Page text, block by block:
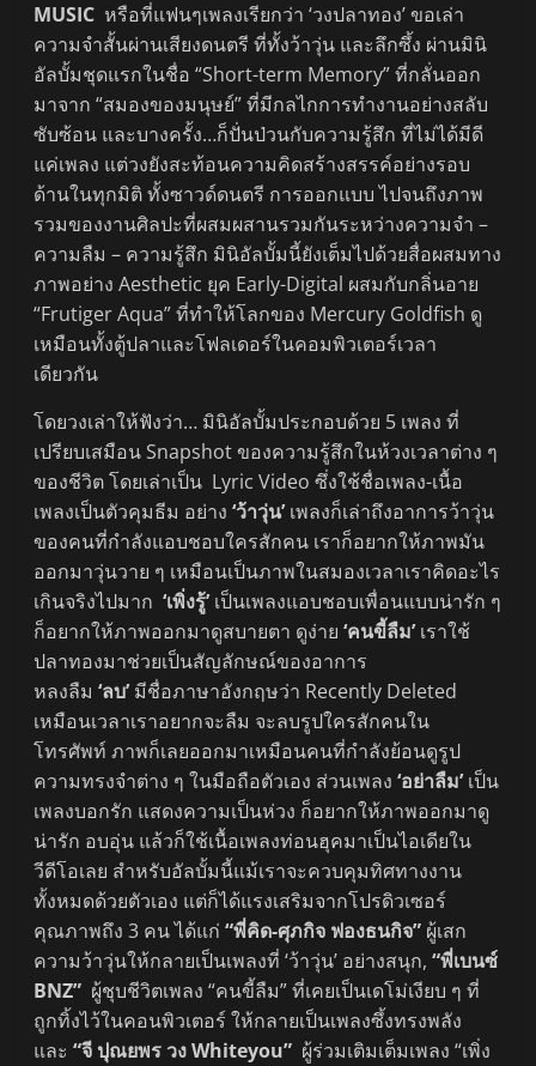
MUSIC หรือที่แฟนๆเพลงเรียกว่า ‘วงปลาทอง’ ขอเล่า
ความจำสั้นผ่านเสียงดนตรี ที่ทั้งว้าวุ่น และลึกซึ้ง ผ่านมินิ
อัลบั้มชุดแรกในชื่อ “Short-term Memory” ที่กลั่นออก
มาจาก “สมองของมนุษย์” ที่มีกลไกการทำงานอย่างสลับ
ซับซ้อน และบางครั้ง…ก็ปั่นป่วนกับความรู้สึก ที่ไม่ได้มีดี
แค่เพลง แต่วงยังสะท้อนความคิดสร้างสรรค์อย่างรอบ
ด้านในทุกมิติ ทั้งซาวด์ดนตรี การออกแบบ ไปจนถึงภาพ
รวมของงานศิลปะที่ผสมผสานรวมกันระหว่างความจำ –
ความลืม – ความรู้สึก มินิอัลบั้มนี้ยังเต็มไปด้วยสื่อผสมทาง
ภาพอย่าง Aesthetic ยุค Early-Digital ผสมกับกลิ่นอาย
“Frutiger Aqua” ที่ทำให้โลกของ Mercury Goldfish ดู
เหมือนทั้งตู้ปลาและโฟลเดอร์ในคอมพิวเตอร์เวลา
เดียวกัน
โดยวงเล่าให้ฟังว่า… มินิอัลบั้มประกอบด้วย 5 เพลง ที่
เปรียบเสมือน Snapshot ของความรู้สึกในห้วงเวลาต่าง ๆ
ของชีวิต โดยเล่าเป็น Lyric Video ซึ่งใช้ชื่อเพลง-เนื้อ
เพลงเป็นตัวคุมธีม อย่าง‘ว้าวุ่น’เพลงก็เล่าถึงอาการว้าวุ่น
ของคนที่กำลังแอบชอบใครสักคน เราก็อยากให้ภาพมัน
ออกมาวุ่นวาย ๆ เหมือนเป็นภาพในสมองเวลาเราคิดอะไร
เกินจริงไปมาก‘เพิ่งรู้’เป็นเพลงแอบชอบเพื่อนแบบน่ารัก ๆ
ก็อยากให้ภาพออกมาดูสบายตา ดูง่าย‘คนขี้ลืม’เราใช้
ปลาทองมาช่วยเป็นสัญลักษณ์ของอาการ
หลงลืม‘ลบ’มีชื่อภาษาอังกฤษว่า Recently Deleted
เหมือนเวลาเราอยากจะลืม จะลบรูปใครสักคนใน
โทรศัพท์ ภาพก็เลยออกมาเหมือนคนที่กำลังย้อนดูรูป
ความทรงจำต่าง ๆ ในมือถือตัวเอง ส่วนเพลง‘อย่าลืม’เป็น
เพลงบอกรัก แสดงความเป็นห่วง ก็อยากให้ภาพออกมาดู
น่ารัก อบอุ่น แล้วก็ใช้เนื้อเพลงท่อนฮุคมาเป็นไอเดียใน
วีดีโอเลย สำหรับอัลบั้มนี้แม้เราจะควบคุมทิศทางงาน
ทั้งหมดด้วยตัวเอง แต่ก็ได้แรงเสริมจากโปรดิวเซอร์
คุณภาพถึง 3 คน ได้แก่“พี่คิด-ศุภกิจ ฟองธนกิจ” ผู้เสก
ความว้าวุ่นให้กลายเป็นเพลงที่ ‘ว้าวุ่น’ อย่างสนุก,“พี่เบนซ์
BNZ” ผู้ชุบชีวิตเพลง “คนขี้ลืม” ที่เคยเป็นเดโม่เงียบ ๆ ที่
ถูกทิ้งไว้ในคอนพิวเตอร์ ให้กลายเป็นเพลงซึ้งทรงพลัง
และ“จี ปุณยพร วง Whiteyou” ผู้ร่วมเติมเต็มเพลง “เพิ่ง